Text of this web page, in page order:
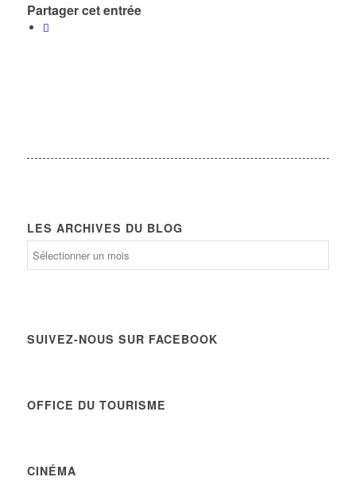
Partager cet entrée
LES ARCHIVES DU BLOG
SUIVEZ-NOUS SUR FACEBOOK
OFFICE DU TOURISME
CINÉMA